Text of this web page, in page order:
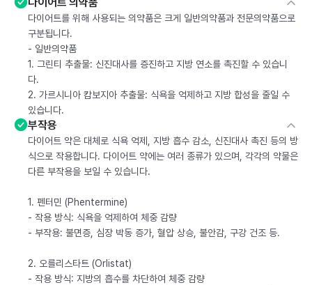
다이어트를 위해 사용되는 의약품은 크게 일반의약품과 전문의약품으로
구분됩니다.
- 일반의약품
1. 그린티 추출물: 신진대사를 증진하고 지방 연소를 촉진할 수 있습니
다.
2. 가르시니아 캄보지아 추출물: 식욕을 억제하고 지방 합성을 줄일 수
있습니다.
부작용
다이어트 약은 대체로 식욕 억제, 지방 흡수 감소, 신진대사 촉진 등의 방
식으로 작용합니다. 다이어트 약에는 여러 종류가 있으며, 각각의 약물은
다른 부작용을 보일 수 있습니다.
1. 펜터민 (Phentermine)
- 작용 방식: 식욕을 억제하여 체중 감량
- 부작용: 불면증, 심장 박동 증가, 혈압 상승, 불안감, 구강 건조 등.
2. 오를리스타트 (Orlistat)
- 작용 방식: 지방의 흡수를 차단하여 체중 감량